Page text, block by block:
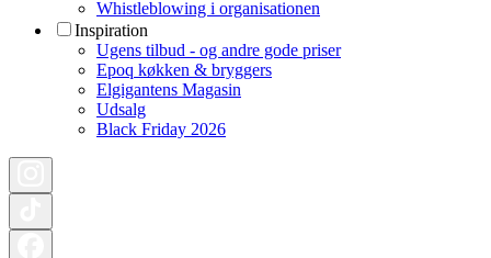
Whistleblowing i organisationen
Inspiration
Ugens tilbud - og andre gode priser
Epoq køkken & bryggers
Elgigantens Magasin
Udsalg
Black Friday 2026